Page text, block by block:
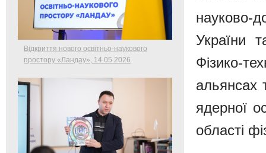
науково-
України
Фізико-
альянсах
ядерної
області
Відкриття нового освітньо-наукового
простору «Ландау», 14.05.2026